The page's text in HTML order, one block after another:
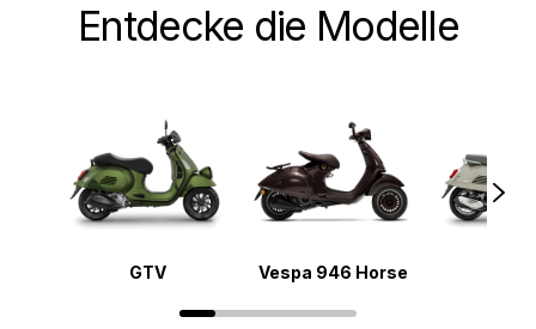
Entdecke die Modelle
GTV Vespa 946 Horse